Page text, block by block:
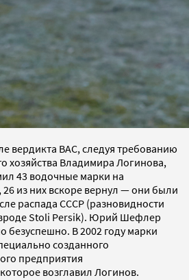
вердикта ВАС, следуя требованию
хозяйства Владимира Логинова,
43 водочные марки на
из них вскоре вернул — они были
распада СССР (разновидности
Stoli Persik). Юрий Шефлер
безуспешно. В 2002 году марки
созданного
предприятия
возглавил Логинов.